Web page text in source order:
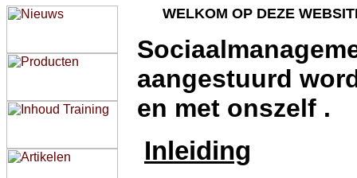
WELKOM OP DEZE
aangestuurd
en met onszelf .
Inleiding